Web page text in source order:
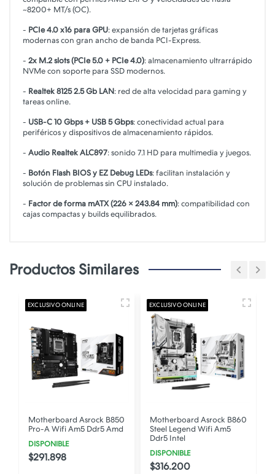
~8200+ MT/s (OC).
- PCIe 4.0 x16 para GPU: expansión de tarjetas gráficas
modernas con gran ancho de banda PCI-Express.
- 2x M.2 slots (PCIe 5.0 + PCIe 4.0): almacenamiento ultrarrápido
NVMe con soporte para SSD modernos.
- Realtek 8125 2.5 Gb LAN: red de alta velocidad para gaming y
tareas online.
- USB-C 10 Gbps + USB 5 Gbps: conectividad actual para
periféricos y dispositivos de almacenamiento rápidos.
- Audio Realtek ALC897: sonido 7.1 HD para multimedia y juegos.
- Botón Flash BIOS y EZ Debug LEDs: facilitan instalación y
solución de problemas sin CPU instalado.
- Factor de forma mATX (226 × 243.84 mm): compatibilidad con
cajas compactas y builds equilibrados.
Productos Similares
EXCLUSIVO ONLINE
Motherboard Asrock B850
Pro-A Wifi Am5 Ddr5 Amd
DISPONIBLE
$291.898
EXCLUSIVO ONLINE
Motherboard Asrock B860
Steel Legend Wifi Am5
Ddr5 Intel
DISPONIBLE
$316.200